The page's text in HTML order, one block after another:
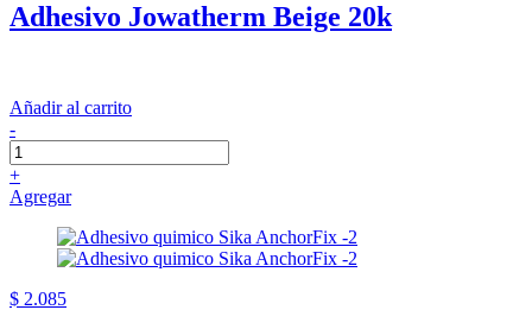
Adhesivo Jowatherm Beige 20k
Añadir al carrito
-
+
Agregar
$ 2.085